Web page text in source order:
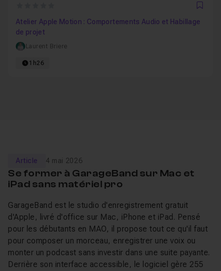
Atelier Apple Motion : Comportements Audio et Habillage
de projet
Laurent Briere
1h26
Article 4 mai 2026
Se former à GarageBand sur Mac et
iPad sans matériel pro
GarageBand est le studio d'enregistrement gratuit
d'Apple, livré d'office sur Mac, iPhone et iPad. Pensé
pour les débutants en MAO, il propose tout ce qu'il faut
pour composer un morceau, enregistrer une voix ou
monter un podcast sans investir dans une suite payante.
Derrière son interface accessible, le logiciel gère 255